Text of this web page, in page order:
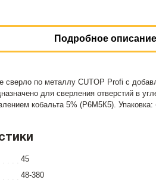
Подробное описание
сверло по металлу CUTOP Profi с
для сверления отверстий в
кобальта 5% (Р6М5К5). Упаковка:
45
48-380